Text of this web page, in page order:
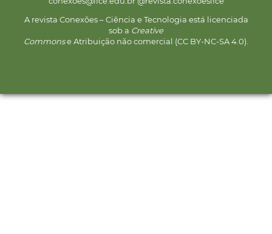
A revista Conexões – Ciência e Tecnologia está licenciada
sob a Creative
Commonse Atribuição não comercial (CC BY-NC-SA 4.0).